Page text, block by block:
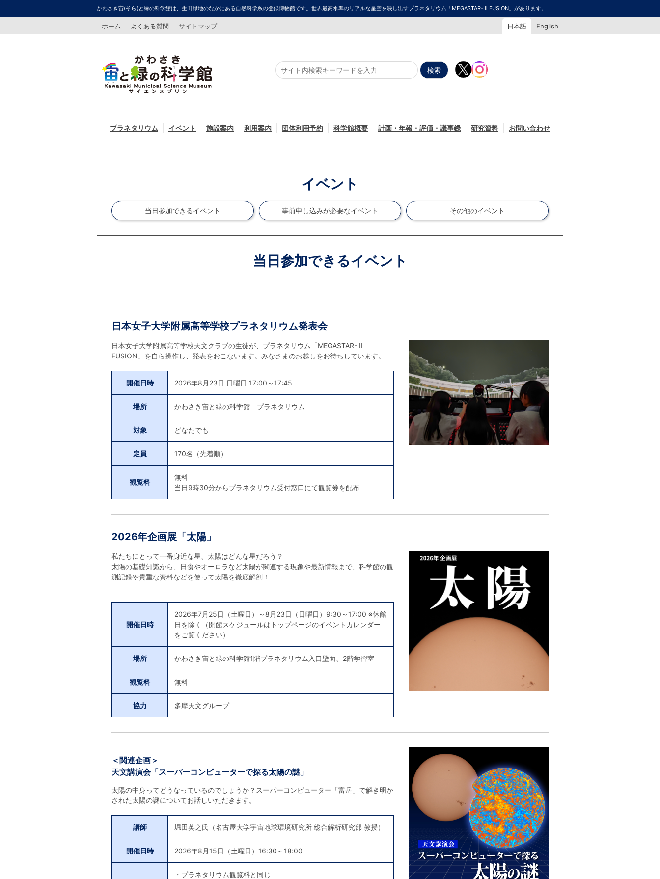
かわさき宙(そら)と緑の科学館は、生田緑地のなかにある自然科学系の登録博物館です。世界最高水準のリアルな星空を映し出すプラネタリウム「MEGASTAR-Ⅲ FUSION」があります。
ホーム よくある質問 サイトマップ 日本語 English
プラネタリウム イベント 施設案内 利用案内 団体利用予約 科学館概要 計画・年報・評価・議事録 研究資料 お問い合わせ
イベント
当日参加できるイベント 事前申し込みが必要なイベント その他のイベント
当日参加できるイベント
日本女子大学附属高等学校プラネタリウム発表会
日本女子大学附属高等学校天文クラブの生徒が、プラネタリウム「MEGASTAR-III
FUSION」を自ら操作し、発表をおこないます。みなさまのお越しをお待ちしています。
開催日時 2026年8月23日 日曜日 17:00～17:45
場所 かわさき宙と緑の科学館 プラネタリウム
対象 どなたでも
定員 170名（先着順）
観覧料
無料
当日9時30分からプラネタリウム受付窓口にて観覧券を配布
2026年企画展「太陽」
私たちにとって一番身近な星、太陽はどんな星だろう？
太陽の基礎知識から、日食やオーロラなど太陽が関連する現象や最新情報まで、科学館の観
測記録や貴重な資料などを使って太陽を徹底解剖！
開催日時
2026年7月25日（土曜日）～8月23日（日曜日）9:30～17:00 ※休館
日を除く（開館スケジュールはトップページのイベントカレンダー
をご覧ください）
場所 かわさき宙と緑の科学館1階プラネタリウム入口壁面、2階学習室
観覧料 無料
協力 多摩天文グループ
＜関連企画＞
天文講演会「スーパーコンピューターで探る太陽の謎」
太陽の中身ってどうなっているのでしょうか？スーパーコンピューター「富岳」で解き明か
された太陽の謎についてお話しいただきます。
講師 堀田英之氏（名古屋大学宇宙地球環境研究所 総合解析研究部 教授）
開催日時 2026年8月15日（土曜日）16:30～18:00
・プラネタリウム観覧料と同じ